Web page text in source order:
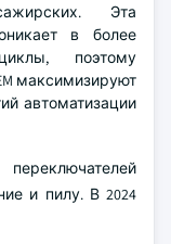
Эта
в более
поэтому
максимизируют
автоматизации
и пилу. В 2024